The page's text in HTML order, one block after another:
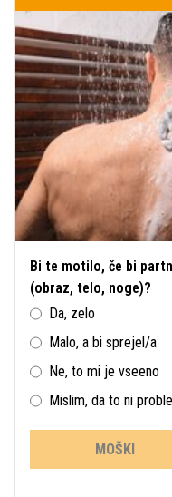
Bi te motilo, če bi
(obraz, telo, noge)?
Da, zelo
Malo, a bi sprejel/a
Ne, to mi je vseeno
Mislim, da to ni
MOŠKI